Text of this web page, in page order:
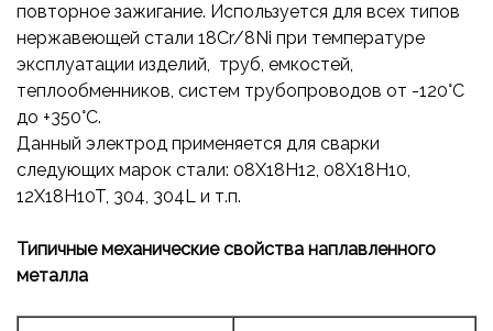
повторное зажигание. Используется для всех типов
нержавеющей стали 18Cr/8Ni при температуре
эксплуатации изделий, труб, емкостей,
теплообменников, систем трубопроводов от -120°С
до +350°С.
Данный электрод применяется для сварки
следующих марок стали: 08X18H12, 08X18H10,
12X18H10T, 304, 304L и т.п.
Типичные механические свойства наплавленного
металла